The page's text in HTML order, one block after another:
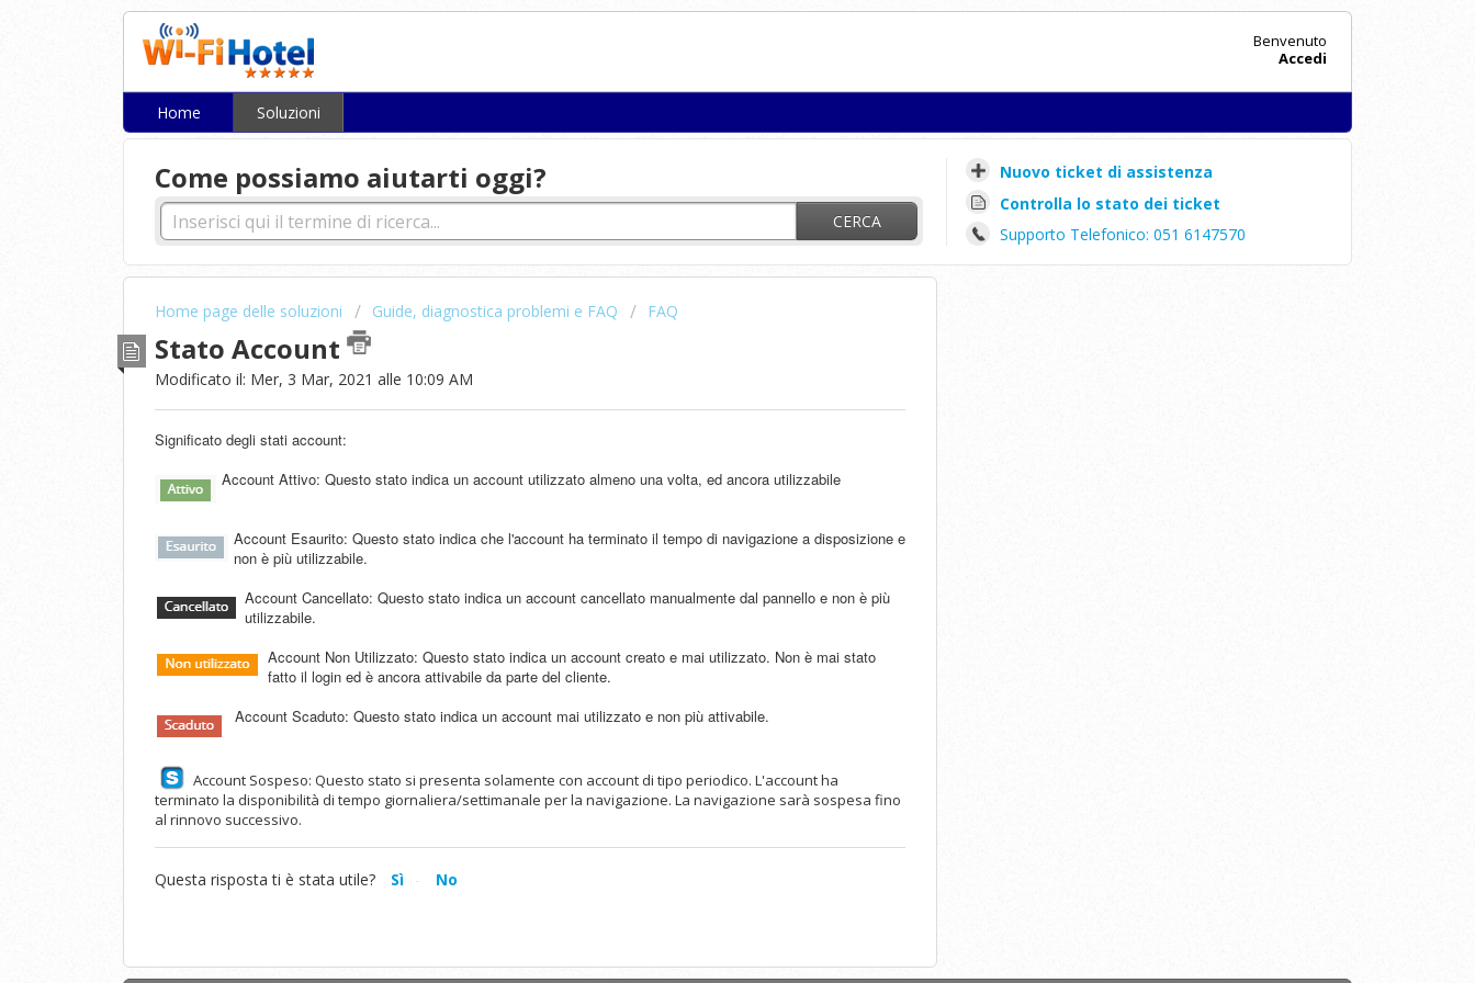
Benvenuto
Accedi
Home Soluzioni
Come possiamo aiutarti oggi?
CERCA
Nuovo ticket di assistenza
Controlla lo stato dei ticket
Supporto Telefonico: 051 6147570
Home page delle soluzioni Guide, diagnostica problemi e FAQ FAQ
Stato Account
Modificato il: Mer, 3 Mar, 2021 alle 10:09 AM
Significato degli stati account:
Account Attivo: Questo stato indica un account utilizzato almeno una volta, ed ancora utilizzabile
Account Esaurito: Questo stato indica che l'account ha terminato il tempo di navigazione a disposizione e
non è più utilizzabile.
Account Cancellato: Questo stato indica un account cancellato manualmente dal pannello e non è più
utilizzabile.
Account Non Utilizzato: Questo stato indica un account creato e mai utilizzato. Non è mai stato
fatto il login ed è ancora attivabile da parte del cliente.
Account Scaduto: Questo stato indica un account mai utilizzato e non più attivabile.
Account Sospeso: Questo stato si presenta solamente con account di tipo periodico. L'account ha
terminato la disponibilità di tempo giornaliera/settimanale per la navigazione. La navigazione sarà sospesa fino
al rinnovo successivo.
Questa risposta ti è stata utile? Sì No